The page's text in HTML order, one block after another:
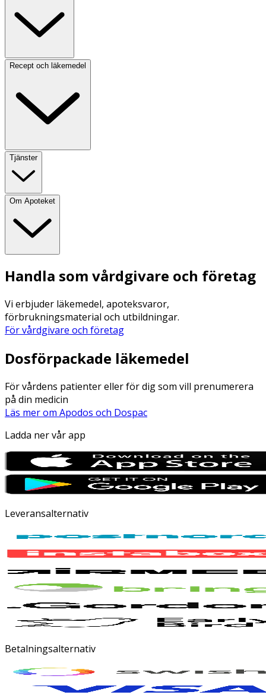
Recept och läkemedel
Tjänster
Om Apoteket
Handla som vårdgivare och företag
Vi erbjuder läkemedel, apoteksvaror,
förbrukningsmaterial och utbildningar.
För vårdgivare och företag
Dosförpackade läkemedel
För vårdens patienter eller för dig som vill prenumerera
på din medicin
Läs mer om Apodos och Dospac
Ladda ner vår app
Leveransalternativ
Betalningsalternativ